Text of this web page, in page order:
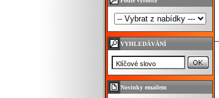
VYHLEDÁVÁNÍ
Novinky emailem